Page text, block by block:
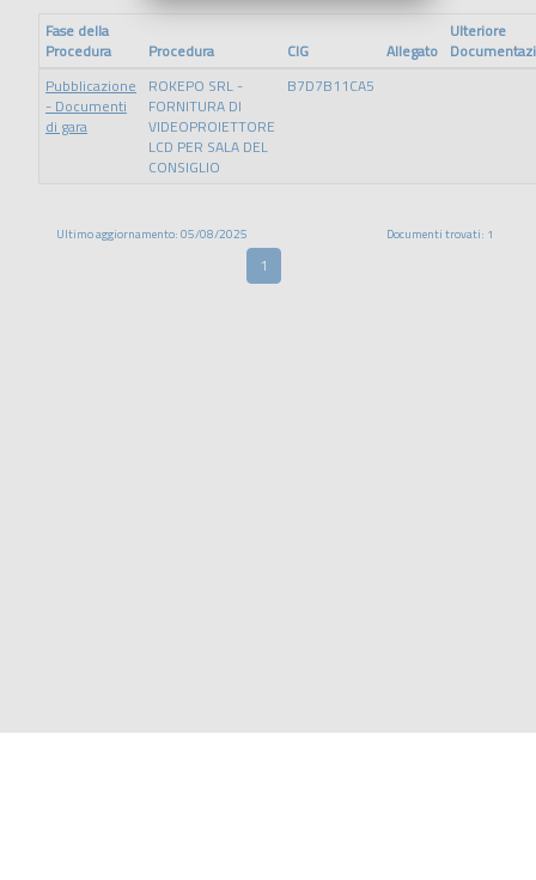
Fase della
Procedura
Procedura CIG Allegato
Ulteriore
Pubblicazione
- Documenti
di gara
ROKEPO SRL -
FORNITURA DI
VIDEOPROIETTORE
LCD PER SALA DEL
CONSIGLIO
B7D7B11CA5
Ultimo aggiornamento: 05/08/2025 Documenti trovati: 1
1